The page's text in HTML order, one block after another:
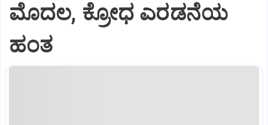
ಮೊದಲ, ಕ್ರೋಧ ಎರಡನೆಯ
ಹಂತ